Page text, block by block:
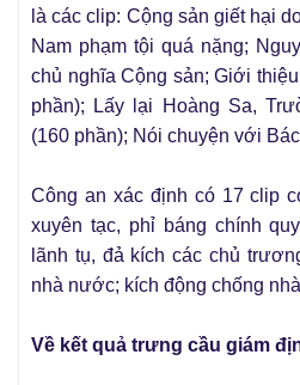
là các clip: Cộng sản giết hại
Nam phạm tội quá nặng;
chủ nghĩa Cộng sản; Giới
phần); Lấy lại Hoàng Sa,
(160 phần); Nói chuyện với
Công an xác định có 17 clip
xuyên tạc, phỉ báng chính
lãnh tụ, đả kích các chủ
nhà nước; kích động chống
Về kết quả trưng cầu giám